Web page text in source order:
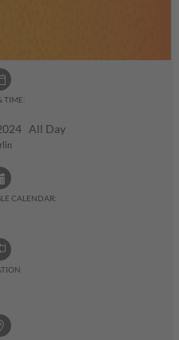
TIME:
All Day
CALENDAR: